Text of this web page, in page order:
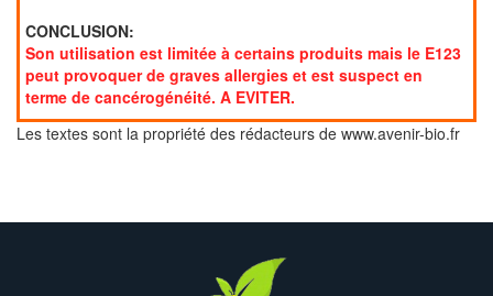
CONCLUSION:
Son utilisation est limitée à certains produits mais le E123
peut provoquer de graves allergies et est suspect en
terme de cancérogénéité. A EVITER.
Les textes sont la propriété des rédacteurs de www.avenir-bio.fr